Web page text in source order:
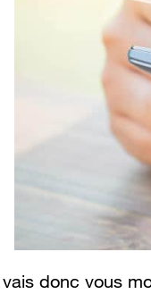
donc vous